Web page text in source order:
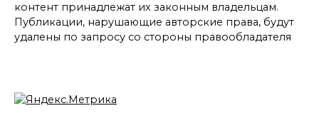
контент принадлежат их законным владельцам.
Публикации, нарушающие авторские права, будут
удалены по запросу со стороны правообладателя